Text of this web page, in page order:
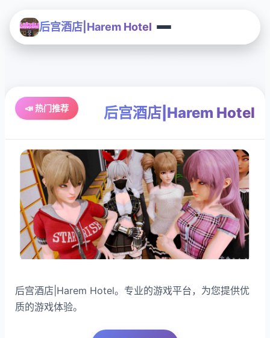
后宫酒店|Harem Hotel
📣 热门推荐 后宫酒店|Harem Hotel
后宫酒店|Harem Hotel。专业的游戏平台，为您提供优
质的游戏体验。